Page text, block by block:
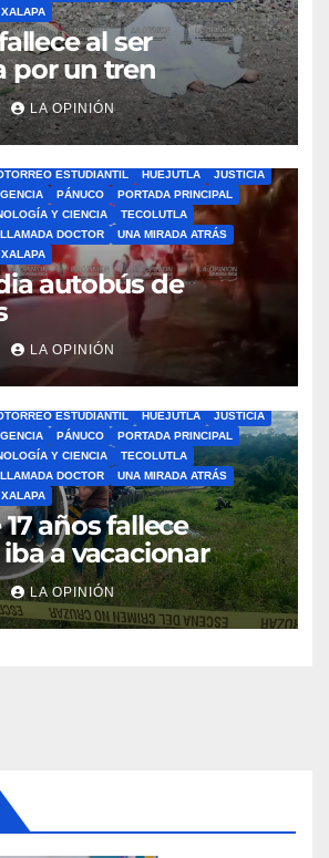
XALAPA
al ser
por un tren
LA OPINIÓN
ESTUDIANTIL HUEJUTLA
JUSTICIA
PÁNUCO
PORTADA PRINCIPAL
Y CIENCIA
TECOLUTLA
DOCTOR
UNA MIRADA ATRÁS
XALAPA
autobús de
LA OPINIÓN
ESTUDIANTIL HUEJUTLA
JUSTICIA
PÁNUCO
PORTADA PRINCIPAL
Y CIENCIA
TECOLUTLA
DOCTOR
UNA MIRADA ATRÁS
XALAPA
años fallece
a vacacionar
LA OPINIÓN